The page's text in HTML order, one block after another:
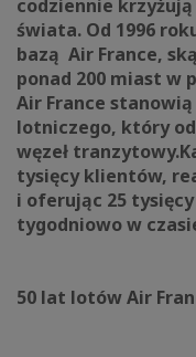
codziennie krzyżują
świata. Od 1996
bazą Air France,
ponad 200 miast w
Air France stanowią
lotniczego, który
węzeł tranzytowy.
tysięcy klientów,
i oferując 25
tygodniowo w
50 lat lotów Air